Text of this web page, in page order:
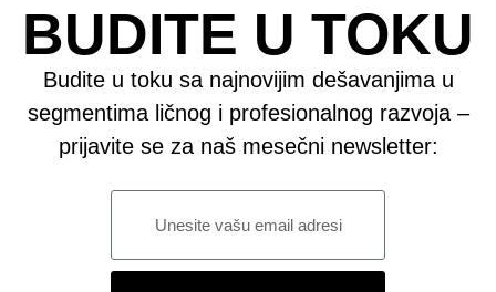
BUDITE U TOKU
Budite u toku sa najnovijim dešavanjima u
segmentima ličnog i profesionalnog razvoja –
prijavite se za naš mesečni newsletter: